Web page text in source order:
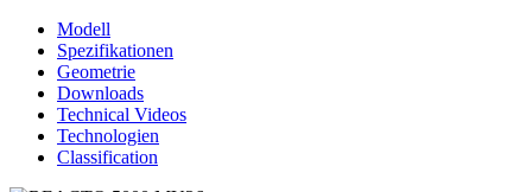
Modell
Spezifikationen
Geometrie
Downloads
Technical Videos
Technologien
Classification